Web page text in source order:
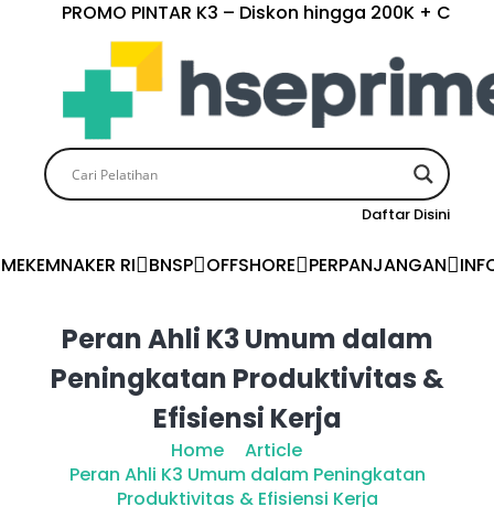
PROMO PINTAR K3 – Diskon hingga 200K +
Daftar Disini
KEMNAKER RI BNSP OFFSHORE PERPANJANGAN
Peran Ahli K3 Umum dalam
Peningkatan Produktivitas &
Efisiensi Kerja
Home
Article
Peran Ahli K3 Umum dalam Peningkatan
Produktivitas & Efisiensi Kerja